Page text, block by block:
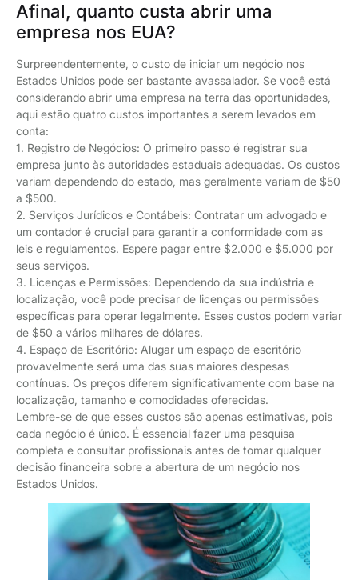
Afinal, quanto custa abrir uma
empresa nos EUA?
Surpreendentemente, o custo de iniciar um negócio nos
Estados Unidos pode ser bastante avassalador. Se você está
considerando abrir uma empresa na terra das oportunidades,
aqui estão quatro custos importantes a serem levados em
conta:
1. Registro de Negócios: O primeiro passo é registrar sua
empresa junto às autoridades estaduais adequadas. Os custos
variam dependendo do estado, mas geralmente variam de $50
a $500.
2. Serviços Jurídicos e Contábeis: Contratar um advogado e
um contador é crucial para garantir a conformidade com as
leis e regulamentos. Espere pagar entre $2.000 e $5.000 por
seus serviços.
3. Licenças e Permissões: Dependendo da sua indústria e
localização, você pode precisar de licenças ou permissões
específicas para operar legalmente. Esses custos podem variar
de $50 a vários milhares de dólares.
4. Espaço de Escritório: Alugar um espaço de escritório
provavelmente será uma das suas maiores despesas
contínuas. Os preços diferem significativamente com base na
localização, tamanho e comodidades oferecidas.
Lembre-se de que esses custos são apenas estimativas, pois
cada negócio é único. É essencial fazer uma pesquisa
completa e consultar profissionais antes de tomar qualquer
decisão financeira sobre a abertura de um negócio nos
Estados Unidos.